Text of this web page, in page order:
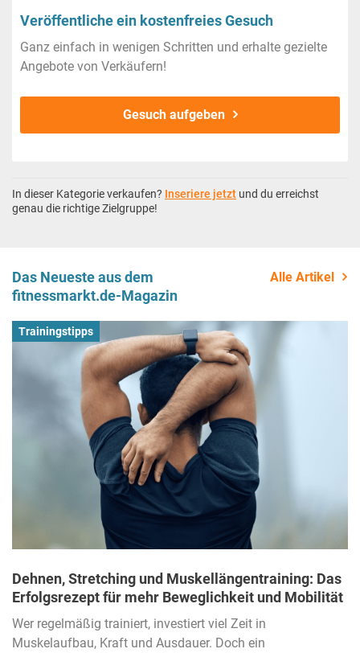
Veröffentliche ein kostenfreies Gesuch
Ganz einfach in wenigen Schritten und erhalte gezielte
Angebote von Verkäufern!
Gesuch aufgeben
In dieser Kategorie verkaufen? Inseriere jetzt und du erreichst
genau die richtige Zielgruppe!
Das Neueste aus dem
fitnessmarkt.de-Magazin
Alle Artikel
Trainingstipps
Dehnen, Stretching und Muskellängentraining: Das
Erfolgsrezept für mehr Beweglichkeit und Mobilität
Wer regelmäßig trainiert, investiert viel Zeit in
Muskelaufbau, Kraft und Ausdauer. Doch ein